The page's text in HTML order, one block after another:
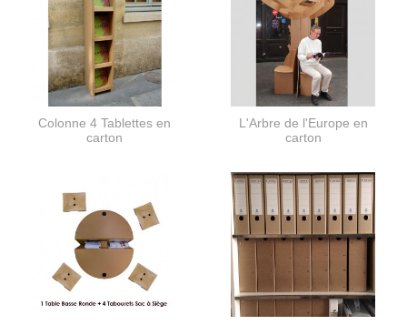
Colonne 4 Tablettes en
carton
L'Arbre de l'Europe en
carton